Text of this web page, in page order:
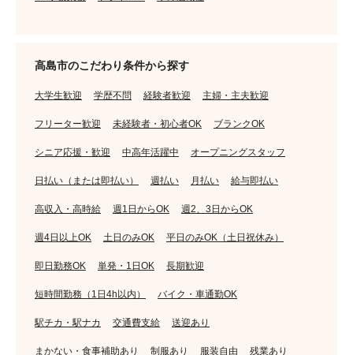
高島市のこだわり条件から探す
大学生歓迎 学歴不問 経験者歓迎 主婦・主夫歓迎
フリーター歓迎 未経験者・初心者OK ブランクOK
シニア応援・歓迎 中高年活躍中 オープニングスタッフ
日払い（または即払い） 週払い 月払い 給与即払い
高収入・高時給 週1日からOK 週2、3日からOK
週4日以上OK 土日のみOK 平日のみOK（土日祝休み）
即日勤務OK 単発・1日OK 長期歓迎
短時間勤務（1日4h以内） バイク・車通勤OK
駅チカ・駅ナカ 交通費支給 送迎あり
まかない・食事補助あり 制服あり 服装自由 残業あり